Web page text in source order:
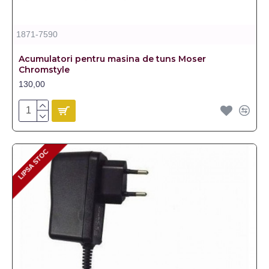
1871-7590
Acumulatori pentru masina de tuns Moser
Chromstyle
130,00
LIPSA STOC
LIPSA STOC